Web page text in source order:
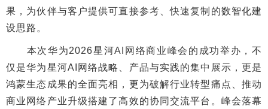
果，为伙伴与客户提供可直接参考、快速复制的数智化建
设思路。
本次华为2026星河AI网络商业峰会的成功举办，不
仅是华为星河AI网络战略、产品与实践的集中展示，更是
鸿蒙生态成果的全面亮相，更为破解行业转型痛点、推动
商业网络产业升级搭建了高效的协同交流平台。峰会落幕